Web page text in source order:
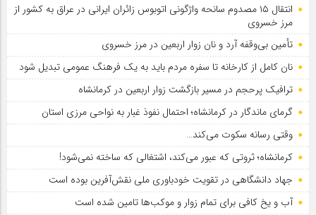
انتقال ۱۵ مصدوم سانحه واژگونی اتوبوس زائران ایرانی در عراق به کشور از
مرز خسروی
تأمین بی‌وقفه آرد و نان زوار اربعین در مرز خسروی
نان کامل از کارخانه تا سفره مردم باید به یک فرهنگ عمومی تبدیل شود
ترافیک پرحجم در مسیر بازگشت زوار اربعین در کرمانشاه
گرمای ماندگار در کرمانشاه؛ احتمال نفوذ غبار به نواحی مرزی استان
وقتی رسانه سکوت می‌کند…
کرمانشاه؛ ثروتی که عبور می‌کند، اشتغالی که ساخته نمی‌شود!
جهاد دانشگاهی در تقویت خودباوری ملی نقش‌آفرین بوده است
آب و یخ کافی برای تمام زوار و موکب‌ها تامین شده است